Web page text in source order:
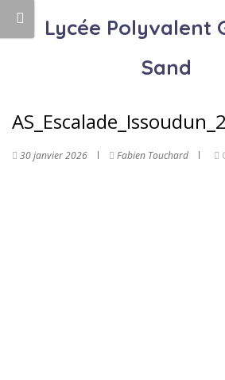
Lycée Polyvalent
Sand
30 janvier 2026 Fabien Touchard